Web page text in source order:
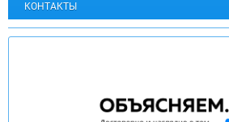
КОНТАКТЫ